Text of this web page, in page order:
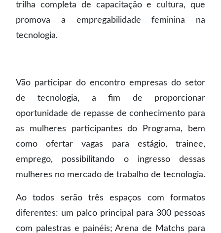
trilha completa de capacitação e cultura, que
promova a empregabilidade feminina na
tecnologia.
Vão participar do encontro empresas do setor
de tecnologia, a fim de proporcionar
oportunidade de repasse de conhecimento para
as mulheres participantes do Programa, bem
como ofertar vagas para estágio, trainee,
emprego, possibilitando o ingresso dessas
mulheres no mercado de trabalho de tecnologia.
Ao todos serão três espaços com formatos
diferentes: um palco principal para 300 pessoas
com palestras e painéis; Arena de Matchs para